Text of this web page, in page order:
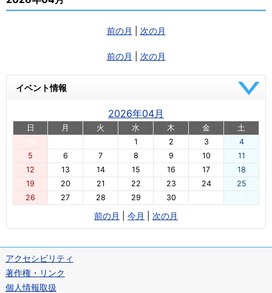
前の月 次の月
前の月 次の月
イベント情報
2026年04月
日 月 火 水 木 金
土
1 2 3
4
5
6 7 8 9 10
11
12
13 14 15 16 17
18
19
20 21 22 23 24
25
26
27 28 29 30
前の月 今月 次の月
アクセシビリティ
著作権・リンク
個人情報取扱